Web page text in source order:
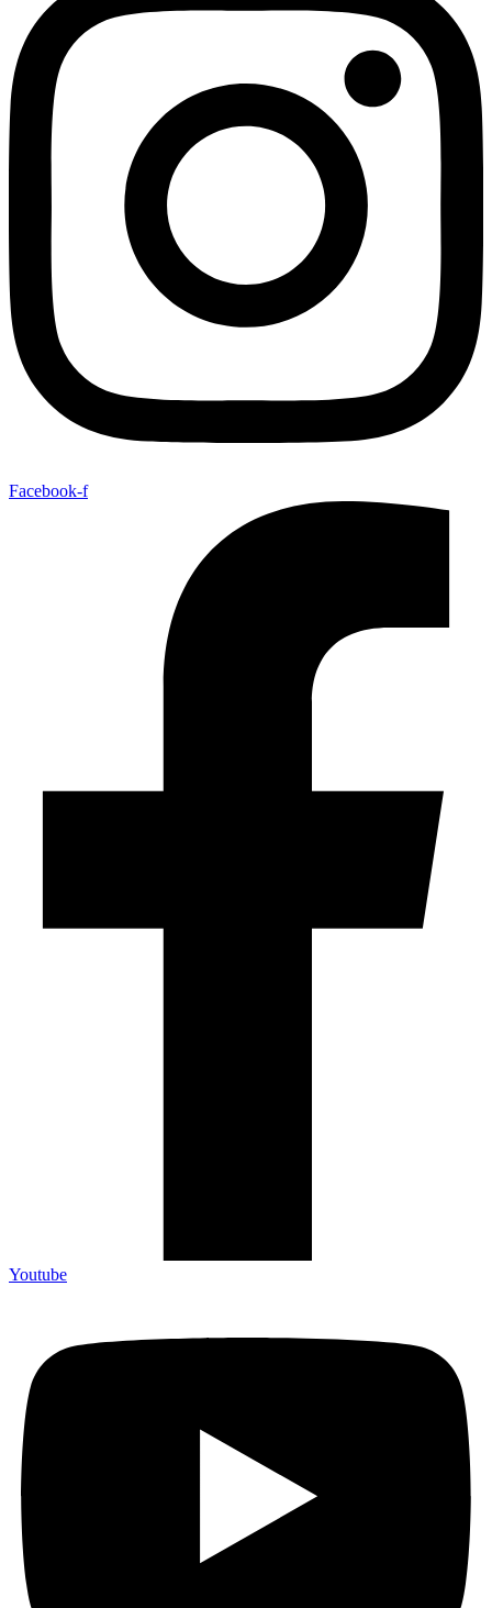
Facebook-f
Youtube